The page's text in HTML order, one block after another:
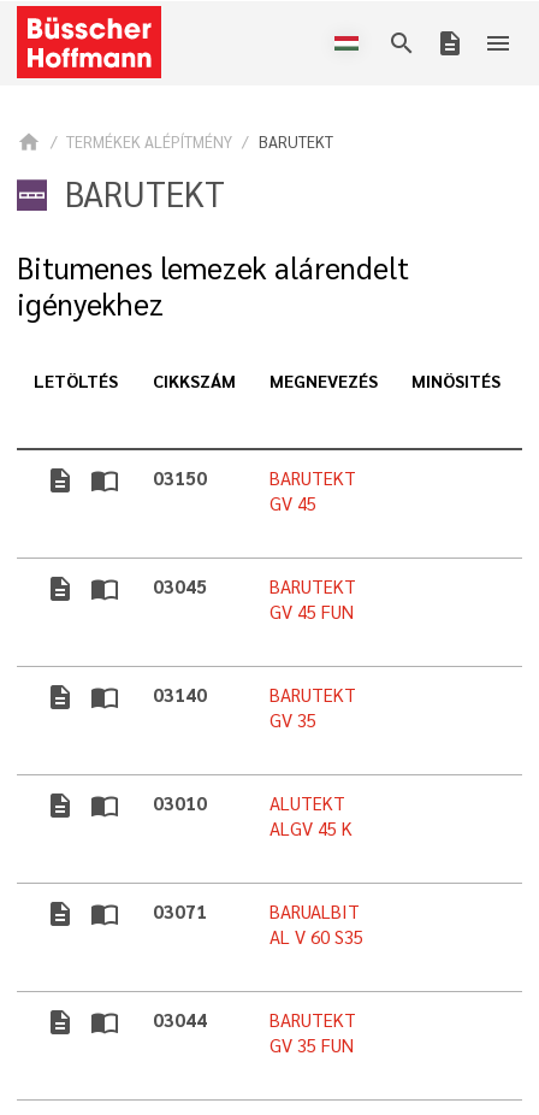
search description menu
home TERMÉKEK ALÉPÍTMÉNY BARUTEKT
BARUTEKT
Bitumenes lemezek alárendelt
igényekhez
LETÖLTÉS CIKKSZÁM MEGNEVEZÉS MINÖSITÉS
description import_contacts 03150
BARUTEKT
GV 45
description import_contacts 03045
BARUTEKT
GV 45 FUN
description import_contacts 03140
BARUTEKT
GV 35
description import_contacts 03010
ALUTEKT
ALGV 45 K
description import_contacts 03071
BARUALBIT
AL V 60 S35
description import_contacts 03044
BARUTEKT
GV 35 FUN